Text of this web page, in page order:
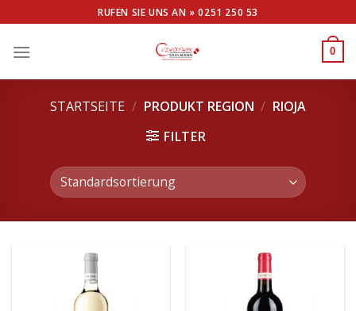
to
content
RUFEN SIE UNS AN »0251 250 53
0
STARTSEITE / PRODUKT REGION / RIOJA
FILTER